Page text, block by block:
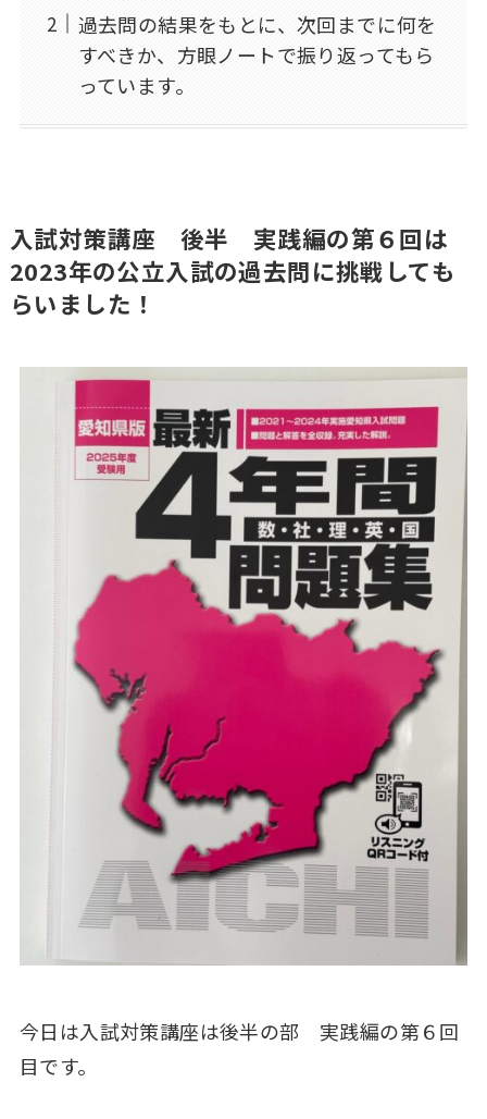
過去問の結果をもとに、次回までに何を
すべきか、方眼ノートで振り返ってもら
っています。
入試対策講座 後半 実践編の第６回は
2023年の公立入試の過去問に挑戦しても
らいました！
今日は入試対策講座は後半の部 実践編の第６回
目です。